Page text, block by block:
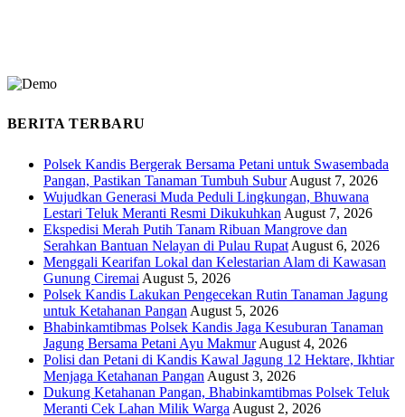
BERITA TERBARU
Polsek Kandis Bergerak Bersama Petani untuk Swasembada
Pangan, Pastikan Tanaman Tumbuh Subur August 7, 2026
Wujudkan Generasi Muda Peduli Lingkungan, Bhuwana
Lestari Teluk Meranti Resmi Dikukuhkan August 7, 2026
Ekspedisi Merah Putih Tanam Ribuan Mangrove dan
Serahkan Bantuan Nelayan di Pulau Rupat August 6, 2026
Menggali Kearifan Lokal dan Kelestarian Alam di Kawasan
Gunung Ciremai August 5, 2026
Polsek Kandis Lakukan Pengecekan Rutin Tanaman Jagung
untuk Ketahanan Pangan August 5, 2026
Bhabinkamtibmas Polsek Kandis Jaga Kesuburan Tanaman
Jagung Bersama Petani Ayu Makmur August 4, 2026
Polisi dan Petani di Kandis Kawal Jagung 12 Hektare, Ikhtiar
Menjaga Ketahanan Pangan August 3, 2026
Dukung Ketahanan Pangan, Bhabinkamtibmas Polsek Teluk
Meranti Cek Lahan Milik Warga August 2, 2026